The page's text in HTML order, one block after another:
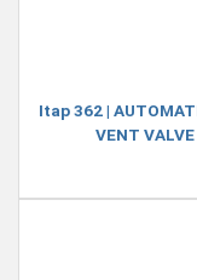
Itap 362 |
VENT VALVE